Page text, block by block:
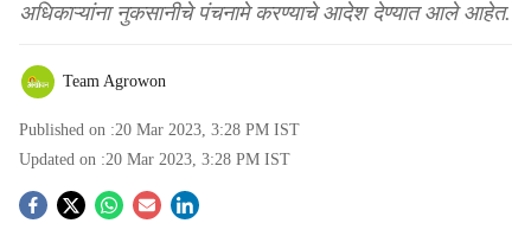
अधिकाऱ्यांना नुकसानीचे पंचनामे करण्याचे आदेश देण्यात आले आहेत.
Team Agrowon
Published on :20 Mar 2023, 3:28 PM IST
Updated on :20 Mar 2023, 3:28 PM IST
S